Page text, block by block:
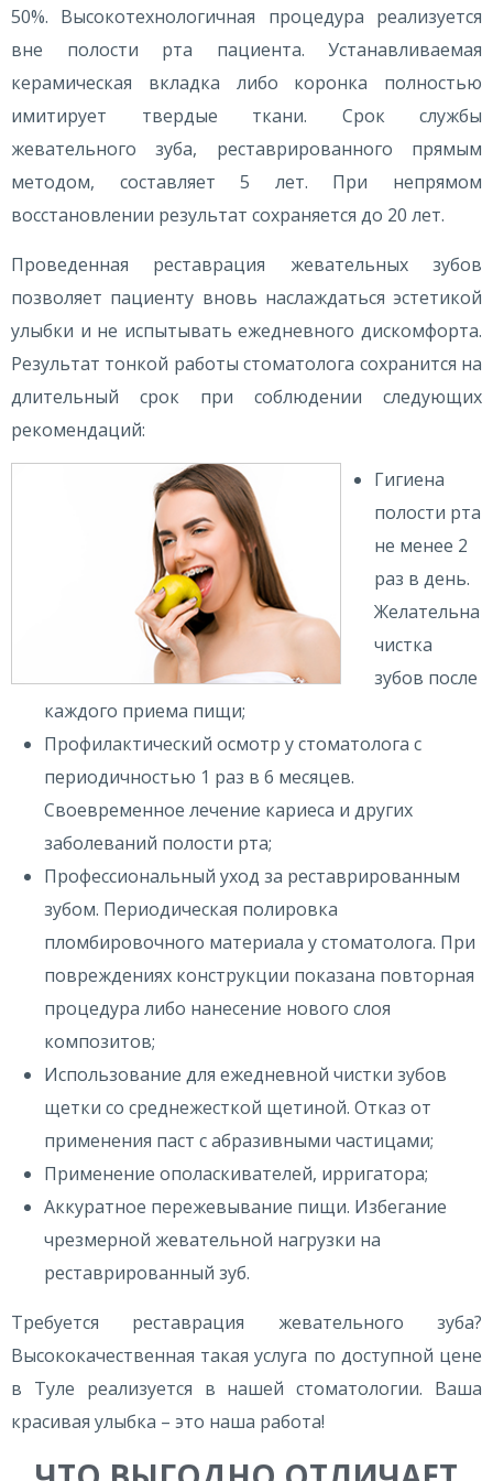
50%. Высокотехнологичная процедура реализуется
вне полости рта пациента. Устанавливаемая
керамическая вкладка либо коронка полностью
имитирует твердые ткани. Срок службы
жевательного зуба, реставрированного прямым
методом, составляет 5 лет. При непрямом
восстановлении результат сохраняется до 20 лет.
Проведенная реставрация жевательных зубов
позволяет пациенту вновь наслаждаться эстетикой
улыбки и не испытывать ежедневного дискомфорта.
Результат тонкой работы стоматолога сохранится на
длительный срок при соблюдении следующих
рекомендаций:
Гигиена
полости рта
не менее 2
раз в день.
Желательна
чистка
зубов после
каждого приема пищи;
Профилактический осмотр у стоматолога с
периодичностью 1 раз в 6 месяцев.
Своевременное лечение кариеса и других
заболеваний полости рта;
Профессиональный уход за реставрированным
зубом. Периодическая полировка
пломбировочного материала у стоматолога. При
повреждениях конструкции показана повторная
процедура либо нанесение нового слоя
композитов;
Использование для ежедневной чистки зубов
щетки со среднежесткой щетиной. Отказ от
применения паст с абразивными частицами;
Применение ополаскивателей, ирригатора;
Аккуратное пережевывание пищи. Избегание
чрезмерной жевательной нагрузки на
реставрированный зуб.
Требуется реставрация жевательного зуба?
Высококачественная такая услуга по доступной цене
в Туле реализуется в нашей стоматологии. Ваша
красивая улыбка – это наша работа!